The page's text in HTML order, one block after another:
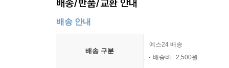
배송/반품/교환 안내
배송 안내
배송 구분
예스24 배송
배송비 : 2,500원